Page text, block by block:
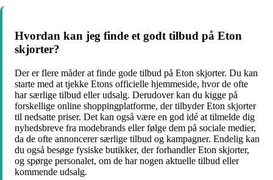
Hvordan kan jeg finde et godt tilbud på Eton
skjorter?
Der er flere måder at finde gode tilbud på Eton skjorter. Du kan
starte med at tjekke Etons officielle hjemmeside, hvor de ofte
har særlige tilbud eller udsalg. Derudover kan du kigge på
forskellige online shoppingplatforme, der tilbyder Eton skjorter
til nedsatte priser. Det kan også være en god idé at tilmelde dig
nyhedsbreve fra modebrands eller følge dem på sociale medier,
da de ofte annoncerer særlige tilbud og kampagner. Endelig kan
du også besøge fysiske butikker, der forhandler Eton skjorter,
og spørge personalet, om de har nogen aktuelle tilbud eller
kommende udsalg.